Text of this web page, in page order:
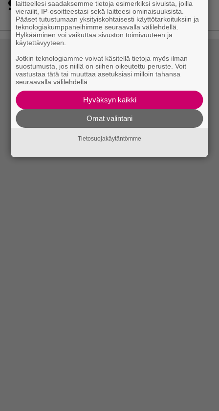
9
Metsästyssimulaattorin jatko-osa saapuu ensi
kuussa – Way of the Hunter 2 päivättiin
laitteellesi saadaksemme tietoja esimerkiksi sivuista, joilla
vierailit, IP-osoitteestasi sekä laitteesi ominaisuuksista.
Pääset tutustumaan yksityiskohtaisesti käyttötarkoituksiin ja
teknologiakumppaneihimme seuraavalla välilehdellä.
Hylkääminen voi vaikuttaa sivuston toimivuuteen ja
käytettävyyteen.
Jotkin teknologiamme voivat käsitellä tietoja myös ilman
suostumusta, jos niillä on siihen oikeutettu peruste. Voit
vastustaa tätä tai muuttaa asetuksiasi milloin tahansa
seuraavalla välilehdellä.
Hyväksyn kaikki
Omat valintani
Tietosuojakäytäntömme